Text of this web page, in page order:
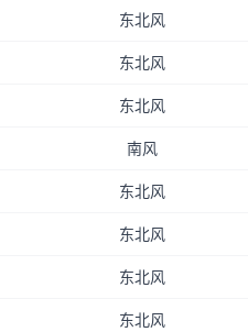
东北风
东北风
东北风
南风
东北风
东北风
东北风
东北风